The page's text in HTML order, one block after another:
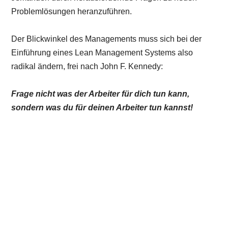
Problemlösungen heranzuführen.
Der Blickwinkel des Managements muss sich bei der
Einführung eines Lean Management Systems also
radikal ändern, frei nach John F. Kennedy:
Frage nicht was der Arbeiter für dich tun kann,
sondern was du für deinen Arbeiter tun kannst!